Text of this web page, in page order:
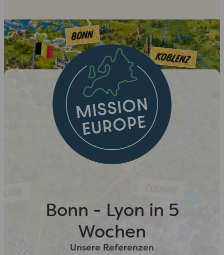
Bonn - Lyon in 5
Wochen
Unsere Referenzen